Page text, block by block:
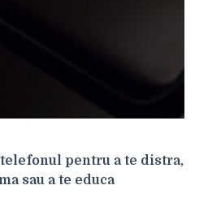
pentru a te distra,
sau a te educa